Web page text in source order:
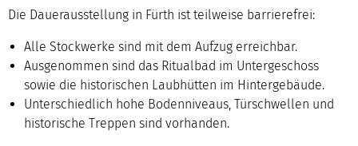
Die Dauerausstellung in Fürth ist teilweise barrierefrei:
Alle Stockwerke sind mit dem Aufzug erreichbar.
Ausgenommen sind das Ritualbad im Untergeschoss
sowie die historischen Laubhütten im Hintergebäude.
Unterschiedlich hohe Bodenniveaus, Türschwellen und
historische Treppen sind vorhanden.